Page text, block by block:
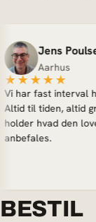
Jens Poulsen
Aarhus
fast interval hver
til tiden, altid
hvad den lover.
BESTIL